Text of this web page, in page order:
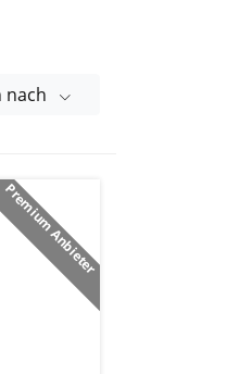
nach
Premium Anbieter